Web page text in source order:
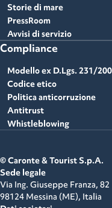
Storie di mare
PressRoom
Avvisi di servizio
Compliance
Modello ex D.Lgs. 231/
Codice etico
Politica anticorruzione
Antitrust
Whistleblowing
© Caronte & Tourist S.p.A.
Sede legale
Via Ing. Giuseppe Franza, 82
98124 Messina (ME), Italia